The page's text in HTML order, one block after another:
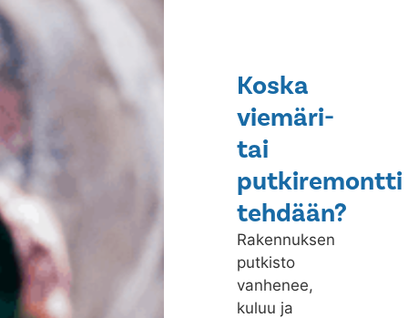
Koska
viemäri-
tai
putkiremontti
tehdään?
Rakennuksen
putkisto
vanhenee,
kuluu ja